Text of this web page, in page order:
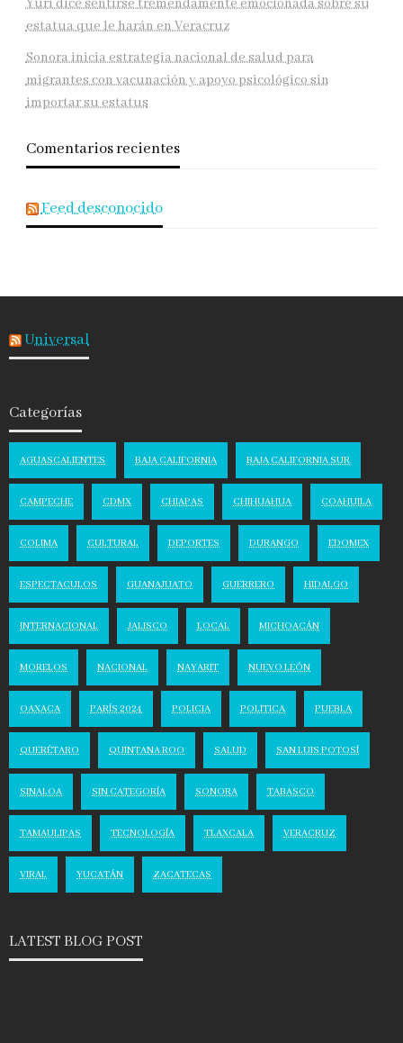
Yuri dice sentirse tremendamente emocionada sobre su
estatua que le harán en Veracruz
Sonora inicia estrategia nacional de salud para
migrantes con vacunación y apoyo psicológico sin
importar su estatus
Comentarios recientes
Feed desconocido
Universal
Categorías
AGUASCALIENTES BAJA CALIFORNIA BAJA CALIFORNIA SUR
CAMPECHE CDMX CHIAPAS CHIHUAHUA COAHUILA
COLIMA CULTURAL DEPORTES DURANGO EDOMEX
ESPECTACULOS GUANAJUATO GUERRERO HIDALGO
INTERNACIONAL JALISCO LOCAL MICHOACÁN
MORELOS NACIONAL NAYARIT NUEVO LEÓN
OAXACA PARÍS 2024 POLICIA POLITICA PUEBLA
QUERÉTARO QUINTANA ROO SALUD SAN LUIS POTOSÍ
SINALOA SIN CATEGORÍA SONORA TABASCO
TAMAULIPAS TECNOLOGÍA TLAXCALA VERACRUZ
VIRAL YUCATÁN ZACATECAS
LATEST BLOG POST